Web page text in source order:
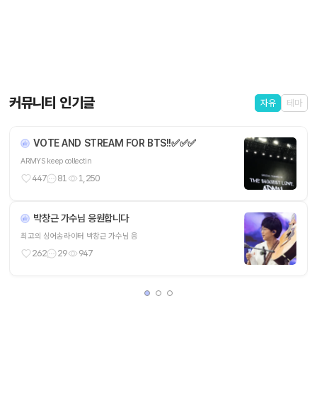
커뮤니티 인기글 자유 테마
VOTE AND STREAM FOR BTS!!✅️✅️✅
ARMYS keep collectin
447 81 1,250
박창근 가수님 응원합니다
최고의 싱어송라이터 박창근 가수님 응
262 29 947